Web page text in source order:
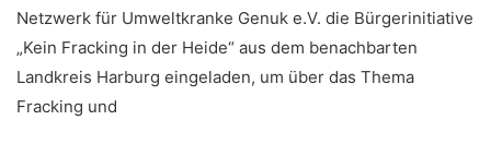
Netzwerk für Umweltkranke Genuk e.V. die Bürgerinitiative
„Kein Fracking in der Heide“ aus dem benachbarten
Landkreis Harburg eingeladen, um über das Thema
Fracking und